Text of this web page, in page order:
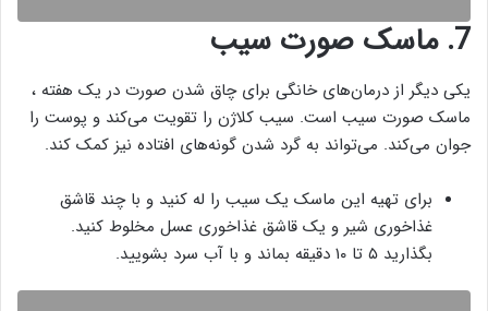
7. ماسک صورت سیب
یکی دیگر از درمان‌های خانگی برای چاق شدن صورت در یک هفته ،
ماسک صورت سیب است. سیب کلاژن را تقویت می‌کند و پوست را
جوان می‌کند. می‌تواند به گرد شدن گونه‌های افتاده نیز کمک کند.
برای تهیه این ماسک یک سیب را له کنید و با چند قاشق
غذاخوری شیر و یک قاشق غذاخوری عسل مخلوط کنید.
بگذارید ۵ تا ۱۰ دقیقه بماند و با آب سرد بشویید.